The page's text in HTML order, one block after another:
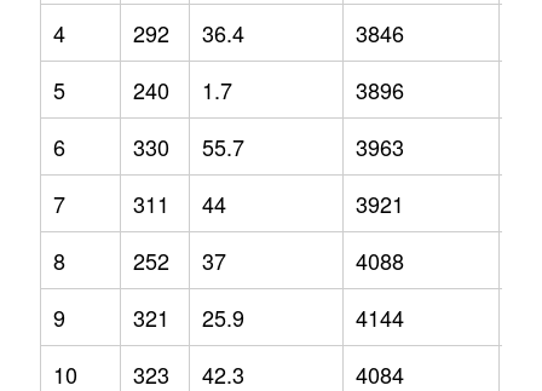
4
292 36.4 3846
5
240 1.7 3896
6
330 55.7 3963
7
311 44 3921
8
252 37 4088
9
321 25.9 4144
10
323 42.3 4084